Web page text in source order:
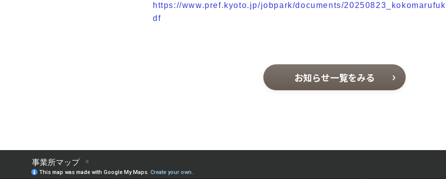
https://www.pref.kyoto.jp/jobpark/documents/
df
お知らせ一覧をみる